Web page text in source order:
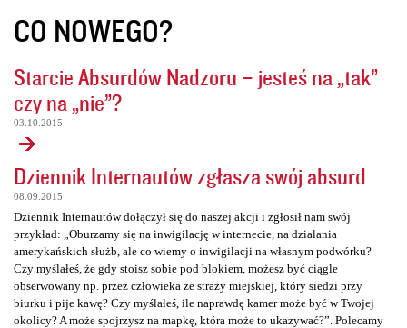
CO NOWEGO?
Starcie Absurdów Nadzoru – jesteś na „tak”
czy na „nie”?
03.10.2015
Dziennik Internautów zgłasza swój absurd
08.09.2015
Dziennik Internautów dołączył się do naszej akcji i zgłosił nam swój
przykład: „Oburzamy się na inwigilację w internecie, na działania
amerykańskich służb, ale co wiemy o inwigilacji na własnym podwórku?
Czy myślałeś, że gdy stoisz sobie pod blokiem, możesz być ciągle
obserwowany np. przez człowieka ze straży miejskiej, który siedzi przy
biurku i pije kawę? Czy myślałeś, ile naprawdę kamer może być w Twojej
okolicy? A może spojrzysz na mapkę, która może to ukazywać?”. Polecamy